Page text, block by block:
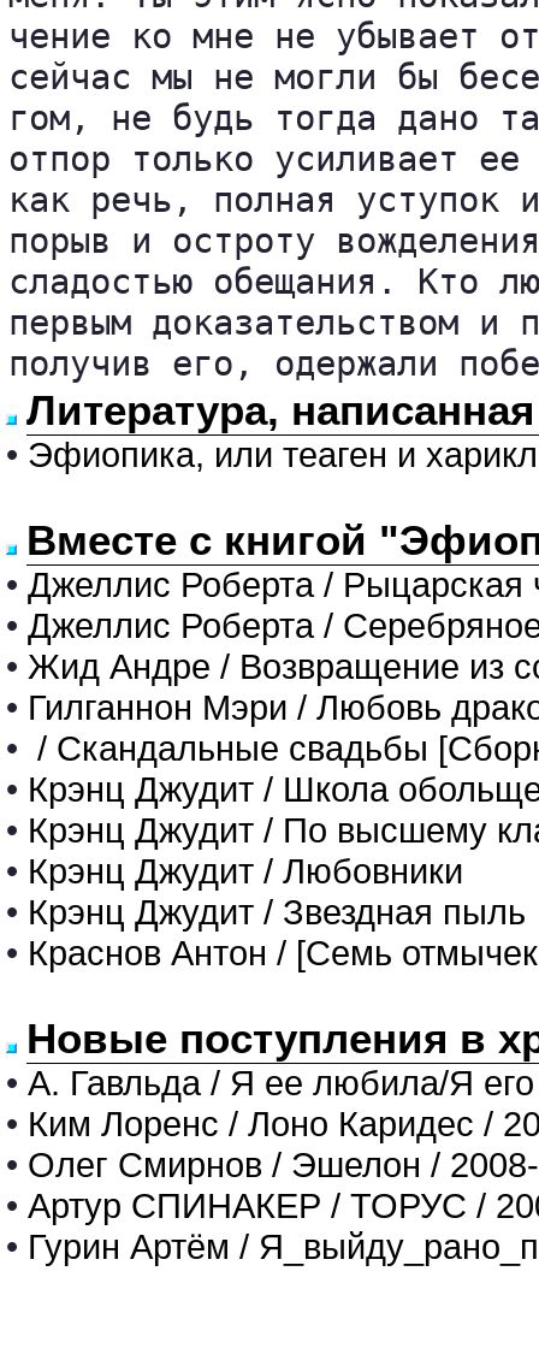
чение ко мне не убывает
сейчас мы не могли бы
гом, не будь тогда дано
отпор только усиливает
как речь, полная уступок
порыв и остроту
сладостью обещания. Кто
первым доказательством
получив его, одержали
Литература,
• Эфиопика, или теаген и
Вместе с книгой
• Джеллис Роберта / Рыцарская
• Джеллис Роберта /
• Жид Андре / Возвращение из
• Гилганнон Мэри / Любовь
• / Скандальные свадьбы
• Крэнц Джудит / Школа
• Крэнц Джудит / По высшему
• Крэнц Джудит / Любовники
• Крэнц Джудит / Звездная пыль
• Краснов Антон / [Семь
Новые поступления в
• А. Гавльда / Я ее любила/Я
• Ким Лоренс / Лоно Каридес /
• Олег Смирнов / Эшелон /
• Артур СПИНАКЕР / ТОРУС /
• Гурин Артём /